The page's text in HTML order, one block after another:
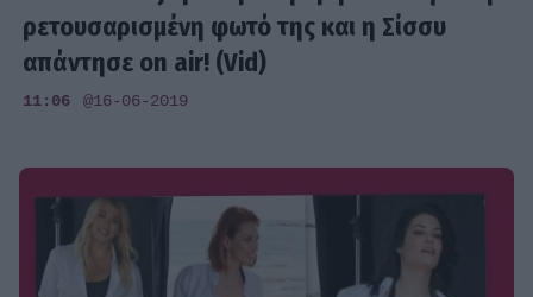
ρετουσαρισμένη φωτό της και η Σίσσυ
απάντησε on air! (Vid)
11:06 @16-06-2019